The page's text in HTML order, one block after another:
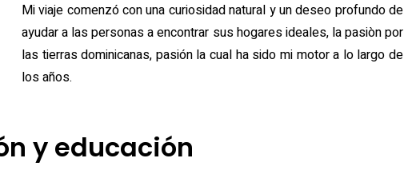
Mi viaje comenzó con una curiosidad natural y un deseo profundo de
ayudar a las personas a encontrar sus hogares ideales, la pasiòn por
las tierras dominicanas, pasión la cual ha sido mi motor a lo largo de
los años.
y educación